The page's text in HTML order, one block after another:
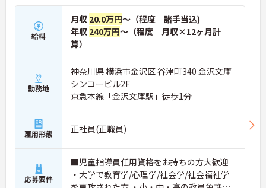
給料
月収 20.0万円～（程度 諸手当込)
年収 240万円～（程度 月収×12ヶ月計
算）
勤務地
神奈川県 横浜市金沢区 谷津町340 金沢文庫
シンコービル2F
京急本線「金沢文庫駅」徒歩1分
雇用形態 正社員(正職員)
応募要件
■児童指導員任用資格をお持ちの方大歓迎
・大学で教育学/心理学/社会学/社会福祉学